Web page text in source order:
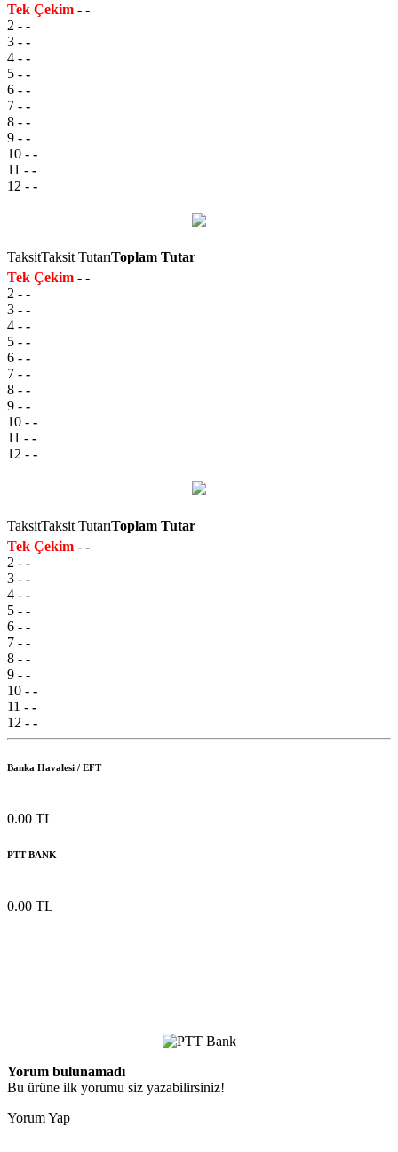
Tek Çekim - -
2 - -
3 - -
4 - -
5 - -
6 - -
7 - -
8 - -
9 - -
10 - -
11 - -
12 - -
TaksitTaksit TutarıToplam Tutar
Tek Çekim - -
2 - -
3 - -
4 - -
5 - -
6 - -
7 - -
8 - -
9 - -
10 - -
11 - -
12 - -
TaksitTaksit TutarıToplam Tutar
Tek Çekim - -
2 - -
3 - -
4 - -
5 - -
6 - -
7 - -
8 - -
9 - -
10 - -
11 - -
12 - -
Banka Havalesi / EFT
0.00 TL
PTT BANK
0.00 TL
Yorum bulunamadı
Bu ürüne ilk yorumu siz yazabilirsiniz!
Yorum Yap